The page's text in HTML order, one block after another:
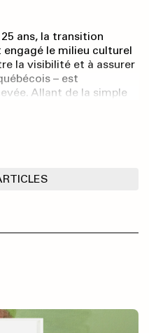
ans, la transition
engagé le milieu culturel
la visibilité et à assurer
– est
Allant de la simple
revues culturelles sont